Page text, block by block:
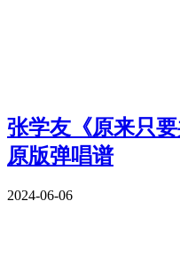
张学友《原来只
原版弹唱谱
2024-06-06